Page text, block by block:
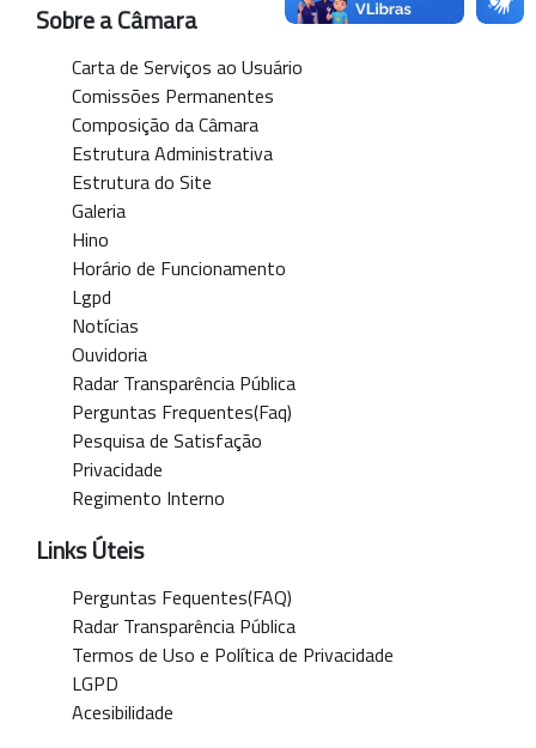
Sobre a Câmara
Carta de Serviços ao Usuário
Comissões Permanentes
Composição da Câmara
Estrutura Administrativa
Estrutura do Site
Galeria
Hino
Horário de Funcionamento
Lgpd
Notícias
Ouvidoria
Radar Transparência Pública
Perguntas Frequentes(Faq)
Pesquisa de Satisfação
Privacidade
Regimento Interno
Links Úteis
Perguntas Fequentes(FAQ)
Radar Transparência Pública
Termos de Uso e Política de Privacidade
LGPD
Acesibilidade